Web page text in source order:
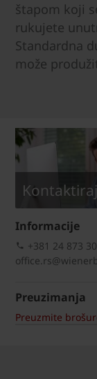
štapom koji
rukujete
Standardna
može
Informacije
+381 24 873
Preuzimanja
Preuzmite